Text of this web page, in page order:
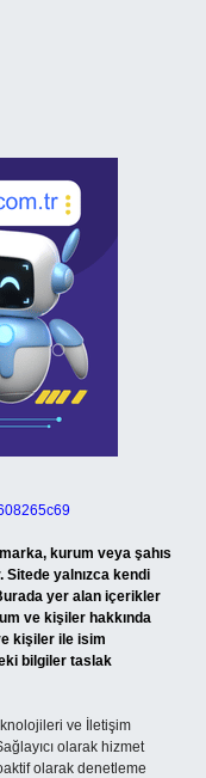
kurum veya şahıs
Sitede yalnızca kendi
yer alan içerikler
ve kişiler hakkında
kişiler ile isim
bilgiler taslak
ve İletişim
olarak hizmet
olarak denetleme